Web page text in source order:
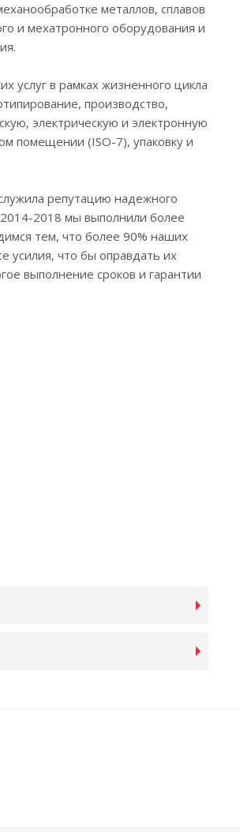
металлов, сплавов
и мехатронного оборудования и
услуг в рамках жизненного цикла
производство,
электрическую и электронную
помещении (ISO-7), упаковку и
репутацию надежного
2014-2018 мы выполнили более
тем, что более 90% наших
усилия, что бы оправдать их
выполнение сроков и гарантии